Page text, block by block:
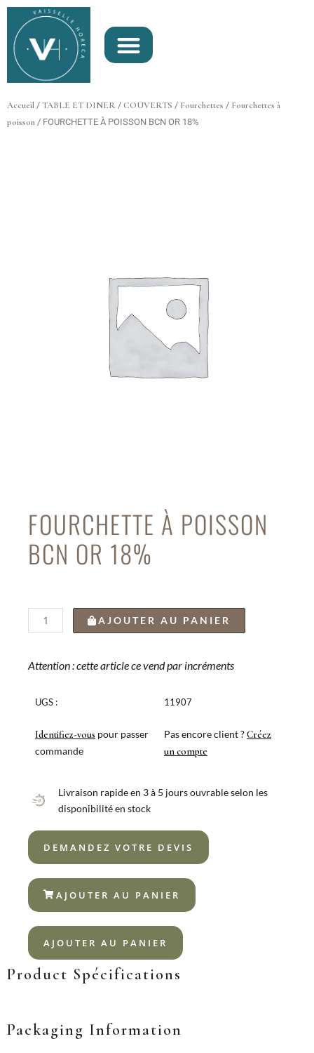
Aller
contenu
Accueil / TABLE ET DINER / COUVERTS / Fourchettes / Fourchettes à
poisson / FOURCHETTE À POISSON BCN OR 18%
FOURCHETTE À POISSON
BCN OR 18%
quantité
de
À
BCN
18%
AJOUTER AU PANIER
Attention : cette article ce vend par incréments
UGS :
Identifiez-vous pour passer
commande
11907
Pas encore client ?Créez
un compte
Livraison rapide en 3 à 5 jours ouvrable selon les
disponibilité en stock
DEMANDEZ VOTRE DEVIS
AJOUTER AU PANIER
AJOUTER AU PANIER
Product Spécifications
Packaging Information